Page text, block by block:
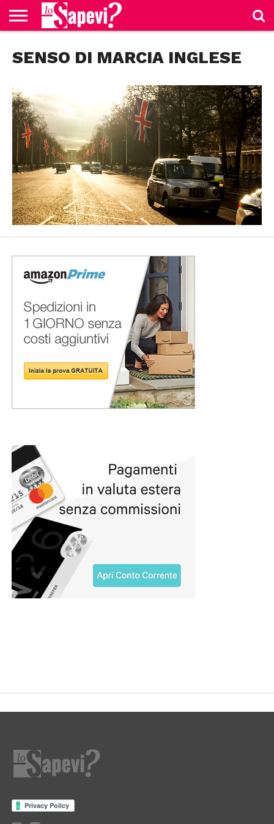
BENESSERE
GOSSIP
PRODOTTI
AMAZON
NEWS
CASA E
CUCINA
SENSO DI MARCIA INGLESE